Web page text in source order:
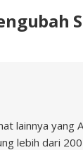
lainnya yang
lebih dari 200